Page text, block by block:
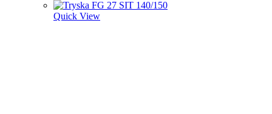
Quick View